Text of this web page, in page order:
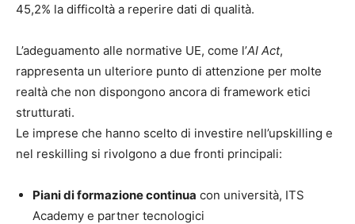
45,2% la difficoltà a reperire dati di qualità.
L’adeguamento alle normative UE, come l’AI Act,
rappresenta un ulteriore punto di attenzione per molte
realtà che non dispongono ancora di framework etici
strutturati.
Le imprese che hanno scelto di investire nell’upskilling e
nel reskilling si rivolgono a due fronti principali:
Piani di formazione continua con università, ITS
Academy e partner tecnologici